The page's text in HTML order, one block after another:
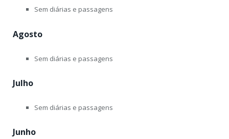
Sem diárias e passagens
Agosto
Sem diárias e passagens
Julho
Sem diárias e passagens
Junho